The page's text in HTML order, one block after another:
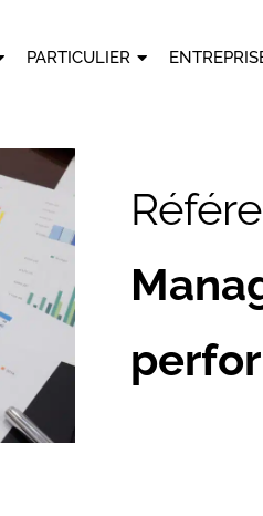
PARTICULIER